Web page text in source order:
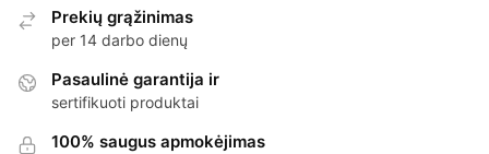
Prekių grąžinimas
per 14 darbo dienų
Pasaulinė garantija ir
sertifikuoti produktai
100% saugus apmokėjimas